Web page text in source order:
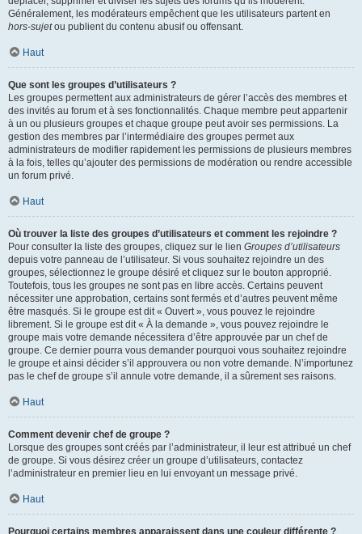
Généralement, les modérateurs empêchent que les utilisateurs partent en
hors-sujetou publient du contenu abusif ou offensant.
Haut
Que sont les groupes d’utilisateurs ?
Les groupes permettent aux administrateurs de gérer l’accès des membres et
des invités au forum et à ses fonctionnalités. Chaque membre peut appartenir
à un ou plusieurs groupes et chaque groupe peut avoir ses permissions. La
gestion des membres par l’intermédiaire des groupes permet aux
administrateurs de modifier rapidement les permissions de plusieurs membres
à la fois, telles qu’ajouter des permissions de modération ou rendre accessible
un forum privé.
Haut
Où trouver la liste des groupes d’utilisateurs et comment les rejoindre ?
Pour consulter la liste des groupes, cliquez sur le lien Groupes d’utilisateurs
depuis votre panneau de l’utilisateur. Si vous souhaitez rejoindre un des
groupes, sélectionnez le groupe désiré et cliquez sur le bouton approprié.
Toutefois, tous les groupes ne sont pas en libre accès. Certains peuvent
nécessiter une approbation, certains sont fermés et d’autres peuvent même
être masqués. Si le groupe est dit « Ouvert », vous pouvez le rejoindre
librement. Si le groupe est dit « À la demande », vous pouvez rejoindre le
groupe mais votre demande nécessitera d’être approuvée par un chef de
groupe. Ce dernier pourra vous demander pourquoi vous souhaitez rejoindre
le groupe et ainsi décider s’il approuvera ou non votre demande. N’importunez
pas le chef de groupe s’il annule votre demande, il a sûrement ses raisons.
Haut
Comment devenir chef de groupe ?
Lorsque des groupes sont créés par l’administrateur, il leur est attribué un chef
de groupe. Si vous désirez créer un groupe d’utilisateurs, contactez
l’administrateur en premier lieu en lui envoyant un message privé.
Haut
Pourquoi certains membres apparaissent dans une couleur différente ?